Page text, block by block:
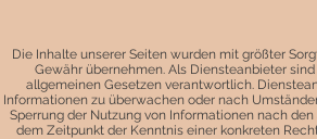
Die Inhalte unserer Seiten wurden mit größter
Gewähr übernehmen. Als Diensteanbieter
allgemeinen Gesetzen verantwortlich.
Informationen zu überwachen oder nach
Sperrung der Nutzung von Informationen nach
dem Zeitpunkt der Kenntnis einer konkreten